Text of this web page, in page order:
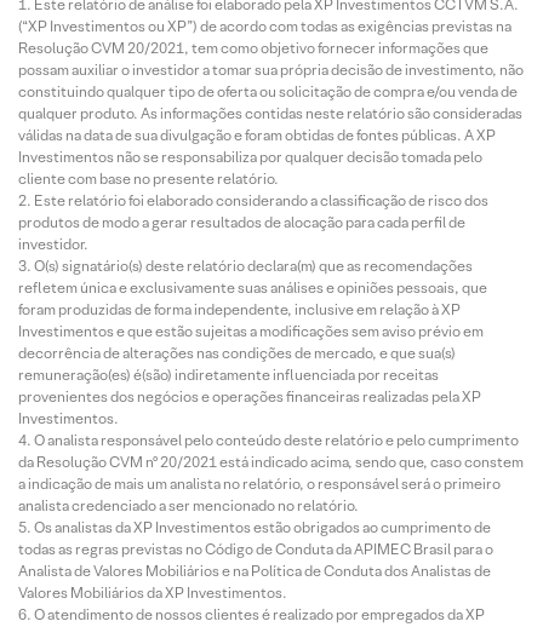
cias
10/08/2
026 |
das
princip
ais
ações
da
Bolsa
Técnic
a Arena
para 10
de
agosto
de
2026
–
Análise
Técnic
a Arena
de 10 a
14 de
agosto
de
2026
io do
Giba
de
de
2026
Este relatório de análise foi elaborado pela XP Investimentos CCTVM S.A.
(“XP Investimentos ou XP”) de acordo com todas as exigências previstas na
Resolução CVM 20/2021, tem como objetivo fornecer informações que
possam auxiliar o investidor a tomar sua própria decisão de investimento, não
constituindo qualquer tipo de oferta ou solicitação de compra e/ou venda de
qualquer produto. As informações contidas neste relatório são consideradas
válidas na data de sua divulgação e foram obtidas de fontes públicas. A XP
Investimentos não se responsabiliza por qualquer decisão tomada pelo
cliente com base no presente relatório.
Este relatório foi elaborado considerando a classificação de risco dos
produtos de modo a gerar resultados de alocação para cada perfil de
investidor.
O(s) signatário(s) deste relatório declara(m) que as recomendações
refletem única e exclusivamente suas análises e opiniões pessoais, que
foram produzidas de forma independente, inclusive em relação à XP
Investimentos e que estão sujeitas a modificações sem aviso prévio em
decorrência de alterações nas condições de mercado, e que sua(s)
remuneração(es) é(são) indiretamente influenciada por receitas
provenientes dos negócios e operações financeiras realizadas pela XP
Investimentos.
O analista responsável pelo conteúdo deste relatório e pelo cumprimento
da Resolução CVM nº 20/2021 está indicado acima, sendo que, caso constem
a indicação de mais um analista no relatório, o responsável será o primeiro
analista credenciado a ser mencionado no relatório.
Os analistas da XP Investimentos estão obrigados ao cumprimento de
todas as regras previstas no Código de Conduta da APIMEC Brasil para o
Analista de Valores Mobiliários e na Política de Conduta dos Analistas de
Valores Mobiliários da XP Investimentos.
O atendimento de nossos clientes é realizado por empregados da XP